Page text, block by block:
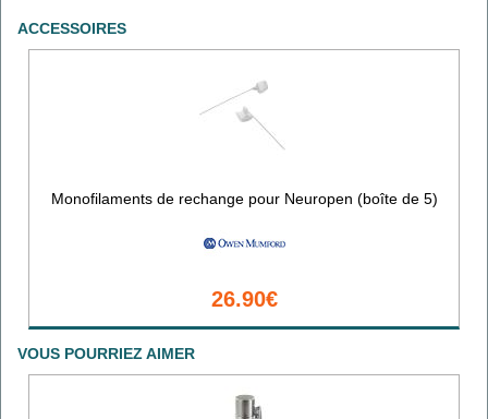
ACCESSOIRES
Monofilaments de rechange pour Neuropen (boîte de 5)
26.90€
VOUS POURRIEZ AIMER